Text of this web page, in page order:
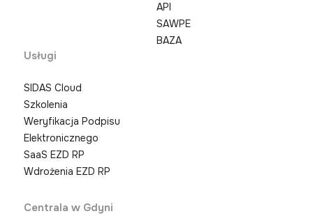
API
SAWPE
BAZA
Usługi
SIDAS Cloud
Szkolenia
Weryfikacja Podpisu
Elektronicznego
SaaS EZD RP
Wdrożenia EZD RP
Centrala w Gdyni